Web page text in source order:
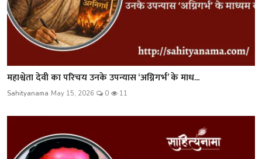
महाश्वेता देवी का परिचय उनके उपन्यास ‘अग्निगर्भ’ के माध...
Sahityanama May 15, 2026 0 11